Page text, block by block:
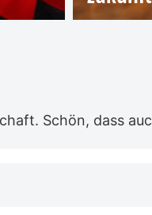
Schön, dass